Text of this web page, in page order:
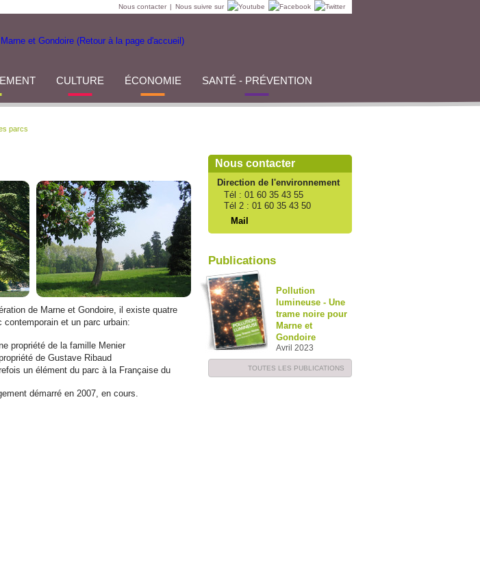
Nous contacter | Nous suivre sur
CULTURE ÉCONOMIE SANTÉ - PRÉVENTION
parcs
de Marne et Gondoire, il existe quatre
et un parc urbain:
propriété de la famille Menier
de Gustave Ribaud
un élément du parc à la Française du
démarré en 2007, en cours.
Nous contacter
Direction de l'environnement
Tél : 01 60 35 43 55
Tél 2 : 01 60 35 43 50
Mail
Publications
Pollution
lumineuse - Une
trame noire pour
Marne et
Gondoire
Avril 2023
TOUTES LES PUBLICATIONS